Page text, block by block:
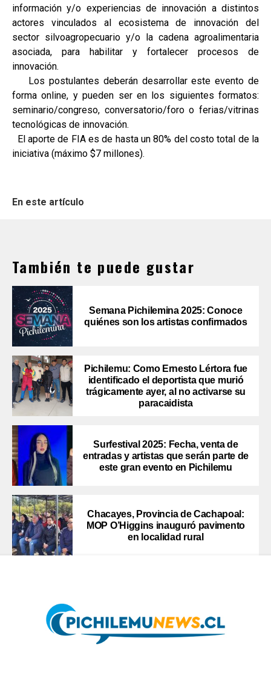
información y/o experiencias de innovación a distintos
actores vinculados al ecosistema de innovación del
sector silvoagropecuario y/o la cadena agroalimentaria
asociada, para habilitar y fortalecer procesos de
innovación.
Los postulantes deberán desarrollar este evento de
forma online, y pueden ser en los siguientes formatos:
seminario/congreso, conversatorio/foro o ferias/vitrinas
tecnológicas de innovación.
El aporte de FIA es de hasta un 80% del costo total de la
iniciativa (máximo $7 millones).
En este artículo
También te puede gustar
Semana Pichilemina 2025: Conoce
quiénes son los artistas confirmados
Pichilemu: Como Ernesto Lértora fue
identificado el deportista que murió
trágicamente ayer, al no activarse su
paracaidista
Surfestival 2025: Fecha, venta de
entradas y artistas que serán parte de
este gran evento en Pichilemu
Chacayes, Provincia de Cachapoal:
MOP O’Higgins inauguró pavimento
en localidad rural